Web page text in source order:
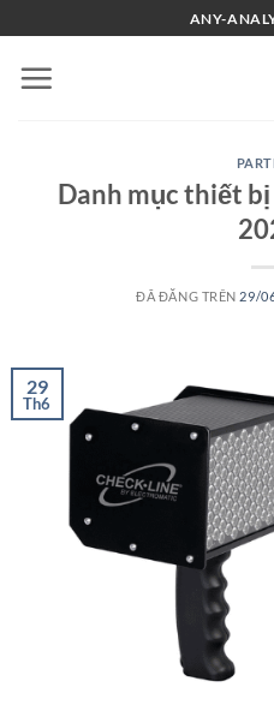
đến
nội
ANY-
Danh mục thiết
ĐÃ ĐĂNG TRÊN 29/
29
Th6